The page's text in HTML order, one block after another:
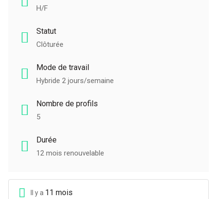
H/F
Statut
Clôturée
Mode de travail
Hybride 2 jours/semaine
Nombre de profils
5
Durée
12 mois renouvelable
Il y a 11 mois